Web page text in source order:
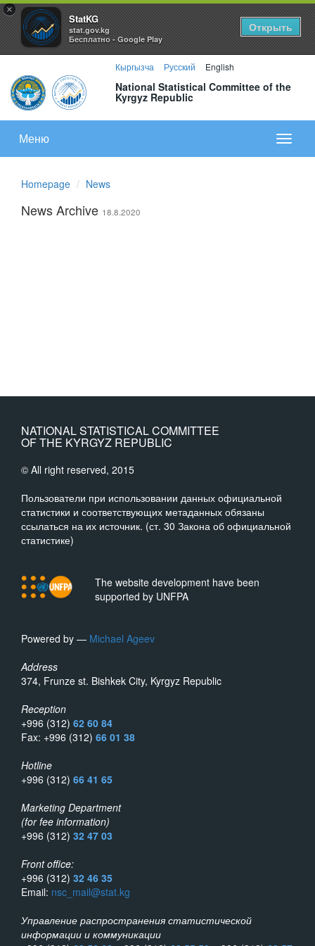
×
StatKG
stat.gov.kg
Бесплатно - Google Play
Открыть
Кыргызча Русский English
National Statistical Committee of the
Kyrgyz Republic
меню
Меню
Homepage News
News Archive 18.8.2020
NATIONAL STATISTICAL COMMITTEE
OF THE KYRGYZ REPUBLIC
© All right reserved, 2015
Пользователи при использовании данных официальной
статистики и соответствующих метаданных обязаны
ссылаться на их источник. (ст. 30 Закона об официальной
статистике)
The website development have been
supported by UNFPA
Powered by — Michael Ageev
Address
374, Frunze st. Bishkek City, Kyrgyz Republic
Reception
+996 (312) 62 60 84
Fax: +996 (312) 66 01 38
Hotline
+996 (312) 66 41 65
Marketing Department
(for fee information)
+996 (312) 32 47 03
Front office:
+996 (312) 32 46 35
Email: nsc_mail@stat.kg
Управление распространения статистической
информации и коммуникации